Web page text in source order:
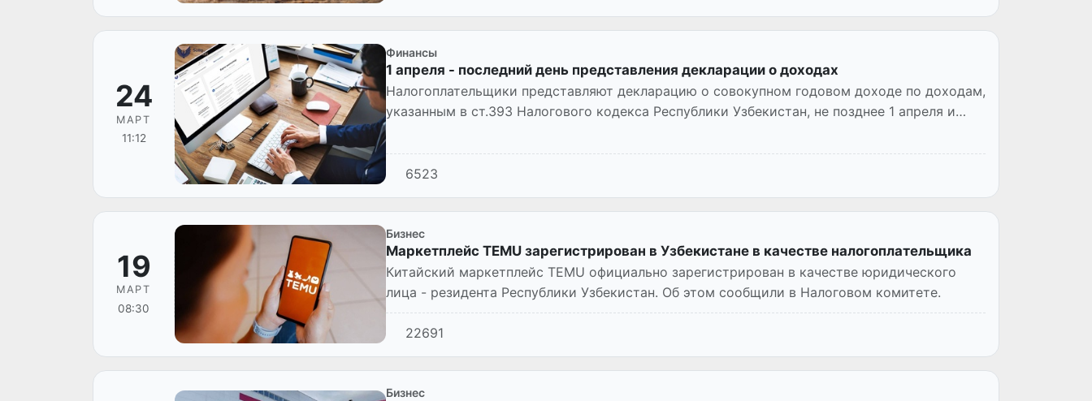
24
МАРТ
11:12
Финансы
1 апреля - последний день представления декларации о доходах
Налогоплательщики представляют декларацию о совокупном годовом доходе по доходам,
указанным в ст.393 Налогового кодекса Республики Узбекистан, не позднее 1 апреля и
6523
19
МАРТ
08:30
Бизнес
Маркетплейс TEMU зарегистрирован в Узбекистане в качестве налогоплательщика
Китайский маркетплейс TEMU официально зарегистрирован в качестве юридического
лица - резидента Республики Узбекистан. Об этом сообщили в Налоговом комитете.
22691
Бизнес